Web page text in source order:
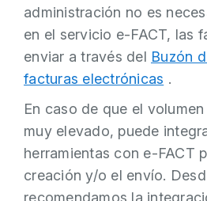
administración no es
en el servicio e-FACT, las
enviar a través del Buzón
facturas electrónicas .
En caso de que el
muy elevado, puede
herramientas con e-FACT
creación y/o el envío.
recomendamos la